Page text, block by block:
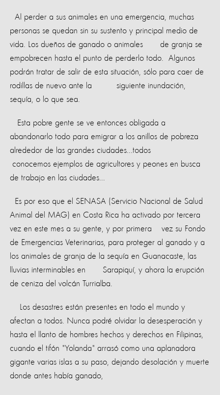
Al perder a sus animales en una emergencia, muchas
personas se quedan sin su sustento y principal medio de
vida. Los dueños de ganado o animales de granja se
empobrecen hasta el punto de perderlo todo. Algunos
podrán tratar de salir de esta situación, sólo para caer de
rodillas de nuevo ante la siguiente inundación,
sequía, o lo que sea.
Esta pobre gente se ve entonces obligada a
abandonarlo todo para emigrar a los anillos de pobreza
alrededor de las grandes ciudades...todos
conocemos ejemplos de agricultores y peones en busca
de trabajo en las ciudades...
Es por eso que el SENASA (Servicio Nacional de Salud
Animal del MAG) en Costa Rica ha activado por tercera
vez en este mes a su gente, y por primera vez su Fondo
de Emergencias Veterinarias, para proteger al ganado y a
los animales de granja de la sequía en Guanacaste, las
lluvias interminables en Sarapiquí, y ahora la erupción
de ceniza del volcán Turrialba.
Los desastres están presentes en todo el mundo y
afectan a todos. Nunca podré olvidar la desesperación y
hasta el llanto de hombres hechos y derechos en Filipinas,
cuando el tifón "Yolanda" arrasó como una aplanadora
gigante varias islas a su paso, dejando desolación y muerte
donde antes había ganado,